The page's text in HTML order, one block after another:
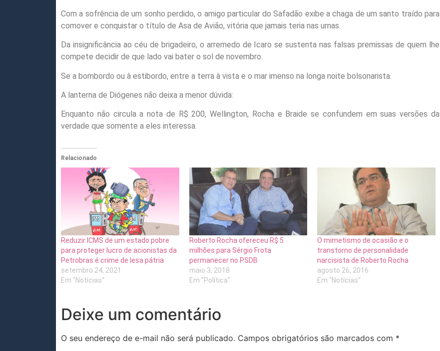
Com a sofrência de um sonho perdido, o amigo particular do Safadão exibe a chaga de um santo traído para
comover e conquistar o título de Asa de Avião, vitória que jamais teria nas urnas.
Da insignificância ao céu de brigadeiro, o arremedo de Icaro se sustenta nas falsas premissas de quem lhe
compete decidir de que lado vai bater o sol de novembro.
Se a bombordo ou à estibordo, entre a terra à vista e o mar imenso na longa noite bolsonarista.
A lanterna de Diógenes não deixa a menor dúvida:
Enquanto não circula a nota de R$ 200, Wellington, Rocha e Braide se confundem em suas versões da
verdade que somente a eles interessa.
Relacionado
Reduzir ICMS de um estado pobre
para proteger lucro de acionistas da
Petrobras é crime de lesa pátria
setembro 24, 2021
Em "Notícias"
Roberto Rocha ofereceu R$ 5
milhões para Sérgio Frota
permanecer no PSDB
maio 3, 2018
Em "Política"
O mimetismo de ocasião e o
transtorno de personalidade
narcisista de Roberto Rocha
agosto 26, 2016
Em "Notícias"
Deixe um comentário
O seu endereço de e-mail não será publicado. Campos obrigatórios são marcados com *